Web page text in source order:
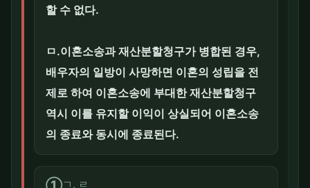
할 수 없다.
ㅁ.이혼소송과 재산분할청구가 병합된 경우,
배우자의 일방이 사망하면 이혼의 성립을 전
제로 하여 이혼소송에 부대한 재산분할청구
역시 이를 유지할 이익이 상실되어 이혼소송
의 종료와 동시에 종료된다.
①ㄱ, ㄹ